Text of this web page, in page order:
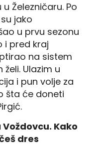
Železničaru. Po
jako
u prvu sezonu
i pred kraj
na sistem
želi. Ulazim u
i pun volje za
šta će doneti
Kako
dres